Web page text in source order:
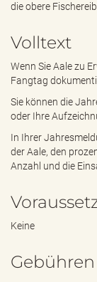
die obere
Volltext
Wenn Sie Aale zu
Fangtag
Sie können die
oder Ihre
In Ihrer
der Aale, den
Anzahl und die
Keine
Gebühren